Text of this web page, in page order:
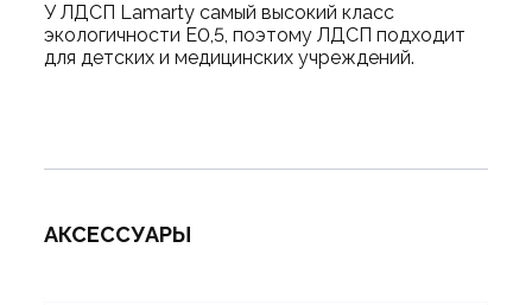
У ЛДСП Lamarty самый высокий класс
экологичности Е0,5, поэтому ЛДСП подходит
для детских и медицинских учреждений.
АКСЕССУАРЫ